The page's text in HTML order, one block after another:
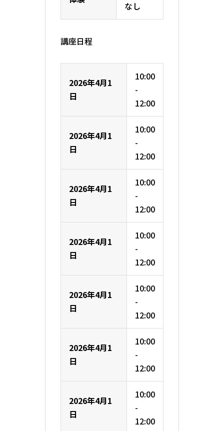
なし
講座日程
2026年4月1
日
10:00
-
12:00
2026年4月1
日
10:00
-
12:00
2026年4月1
日
10:00
-
12:00
2026年4月1
日
10:00
-
12:00
2026年4月1
日
10:00
-
12:00
2026年4月1
日
10:00
-
12:00
2026年4月1
日
10:00
-
12:00